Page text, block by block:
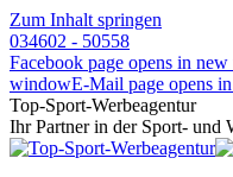
Zum Inhalt springen
034602 - 50558
Facebook page opens in
windowE-Mail page opens
Top-Sport-Werbeagentur
Ihr Partner in der Sport- und